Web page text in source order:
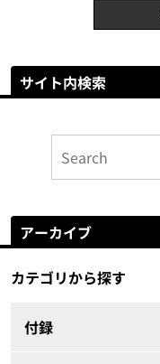
サイト内検索
アーカイブ
カテゴリから探す
付録